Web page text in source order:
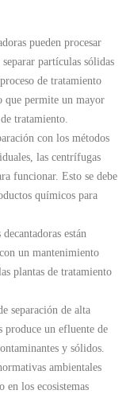
pueden procesar
partículas sólidas
de tratamiento
que permite un mayor
tratamiento.
con los métodos
las centrífugas
funcionar. Esto se debe
químicos para
están
un mantenimiento
plantas de tratamiento
separación de alta
produce un efluente de
y sólidos.
ambientales
en los ecosistemas